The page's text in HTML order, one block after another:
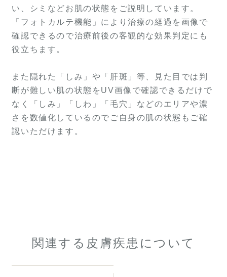
い、シミなどお肌の状態をご説明しています。
「フォトカルテ機能」により治療の経過を画像で
確認できるので治療前後の客観的な効果判定にも
役立ちます。
また隠れた「しみ」や「肝斑」等、見た目では判
断が難しい肌の状態をUV画像で確認できるだけで
なく「しみ」「しわ」「毛穴」などのエリアや濃
さを数値化しているのでご自身の肌の状態もご確
認いただけます。
関連する皮膚疾患について